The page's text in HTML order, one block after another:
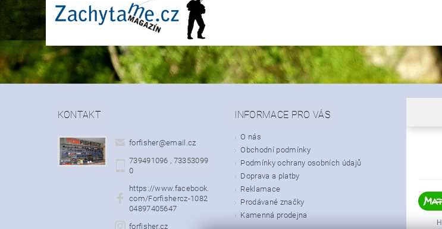
KONTAKT
forfisher@email.cz
739491096 , 73353099
0
https://www.facebook.
com/Forfishercz-1082
04897405647
forfisher.cz
INFORMACE PRO VÁS
O nás
Obchodní podmínky
Podmínky ochrany osobních údajů
Doprava a platby
Reklamace
Prodávané značky
Kamenná prodejna